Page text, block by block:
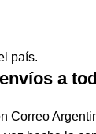
país.
a
Correo